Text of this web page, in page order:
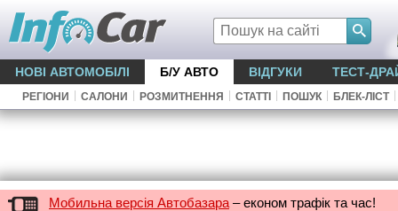
НОВІ АВТОМОБІЛІ Б/У АВТО ВІДГУКИ ТЕСТ-
РЕГІОНИ САЛОНИ РОЗМИТНЕННЯ СТАТТІ ПОШУК БЛЕК-ЛІСТ
Мобильна версія Автобазара – економ трафік та час!